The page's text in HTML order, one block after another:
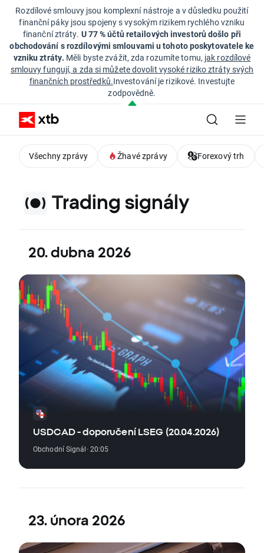
Rozdílové smlouvy jsou komplexní nástroje a v důsledku použití
finanční páky jsou spojeny s vysokým rizikem rychlého vzniku
finanční ztráty. U 77 % účtů retailových investorů došlo při
obchodování s rozdílovými smlouvami u tohoto poskytovatele ke
vzniku ztráty. Měli byste zvážit, zda rozumíte tomu, jak rozdílové
smlouvy fungují, a zda si můžete dovolit vysoké riziko ztráty svých
finančních prostředků.Investování je rizikové. Investujte
zodpovědně.
Všechny zprávy Žhavé zprávy Forexový trh
Trading signály
20. dubna 2026
USDCAD - doporučení LSEG (20.04.2026)
Obchodní Signál· 20:05
23. února 2026